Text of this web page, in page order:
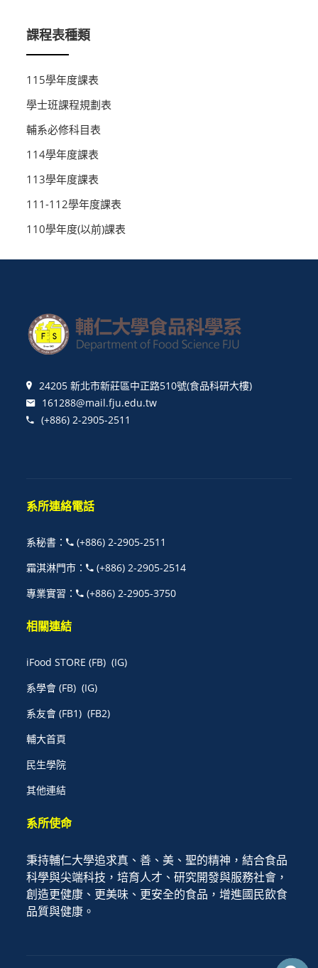
課程表種類
115學年度課表
學士班課程規劃表
輔系必修科目表
114學年度課表
113學年度課表
111-112學年度課表
110學年度(以前)課表
24205 新北市新莊區中正路510號(食品科研大樓)
161288@mail.fju.edu.tw
(+886) 2-2905-2511
系所連絡電話
系秘書 ：
(+886) 2-2905-2511
霜淇淋門市 ：
(+886) 2-2905-2514
專業實習 ： (+886) 2-2905-3750
相關連結
iFood STORE (FB) (IG)
系學會 (FB) (IG)
系友會 (FB1) (FB2)
輔大首頁
民生學院
其他連結
系所使命
秉持輔仁大學追求真、善、美、聖的精神，結合食品
科學與尖端科技，培育人才、研究開發與服務社會，
創造更健康、更美味、更安全的食品，增進國民飲食
品質與健康。